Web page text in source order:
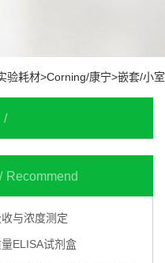
验耗材>Corning/康宁>嵌套/小室
Recommend
与浓度测定
ELISA试剂盒